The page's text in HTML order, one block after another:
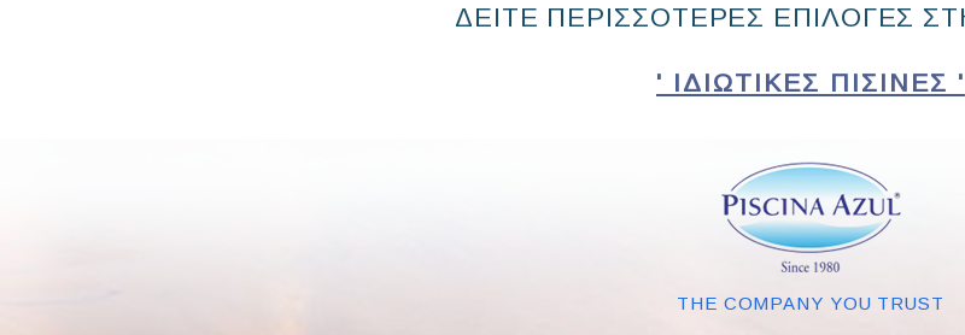
ΔΕΙΤΕ ΠΕΡΙΣΣΟΤΕΡΕΣ ΕΠΙΛΟΓΕΣ
' ΙΔΙΩΤΙΚΈΣ ΠΙΣΊΝΕΣ '
THE COMPANY YOU TRUST